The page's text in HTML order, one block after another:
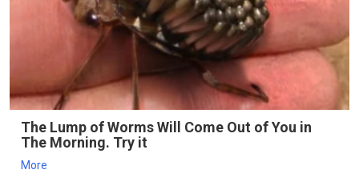
The Lump of Worms Will Come Out of You in
The Morning. Try it
More